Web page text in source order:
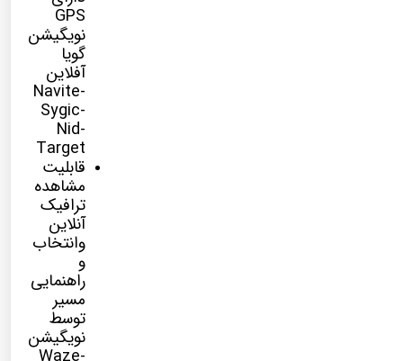
GPS
نویگیشن
گویا
آفلاین
Navite-
Sygic-
Nid-
Target
قابلیت
مشاهده
ترافیک
آنلاین
وانتخاب
و
راهنمایی
مسیر
توسط
نویگیشن